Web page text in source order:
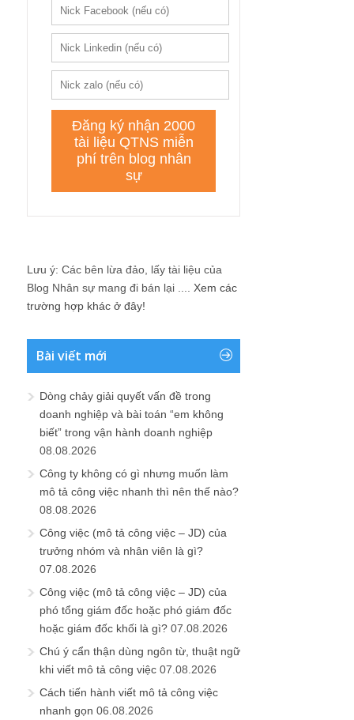
Lưu ý: Các bên lừa đảo, lấy tài liệu của
Blog Nhân sự mang đi bán lại .... Xem các
trường hợp khác ở đây!
Bài viết mới
Dòng chảy giải quyết vấn đề trong
doanh nghiệp và bài toán “em không
biết” trong vận hành doanh nghiệp
08.08.2026
Công ty không có gì nhưng muốn làm
mô tả công việc nhanh thì nên thế nào?
08.08.2026
Công việc (mô tả công việc – JD) của
trưởng nhóm và nhân viên là gì?
07.08.2026
Công việc (mô tả công việc – JD) của
phó tổng giám đốc hoặc phó giám đốc
hoặc giám đốc khối là gì? 07.08.2026
Chú ý cẩn thận dùng ngôn từ, thuật ngữ
khi viết mô tả công việc 07.08.2026
Cách tiến hành viết mô tả công việc
nhanh gọn 06.08.2026